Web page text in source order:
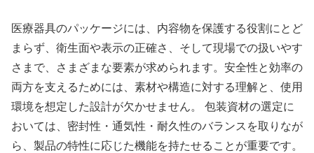
医療器具のパッケージには、内容物を保護する役割にとど
まらず、衛生面や表示の正確さ、そして現場での扱いやす
さまで、さまざまな要素が求められます。安全性と効率の
両方を支えるためには、素材や構造に対する理解と、使用
環境を想定した設計が欠かせません。 包装資材の選定に
おいては、密封性・通気性・耐久性のバランスを取りなが
ら、製品の特性に応じた機能を持たせることが重要です。